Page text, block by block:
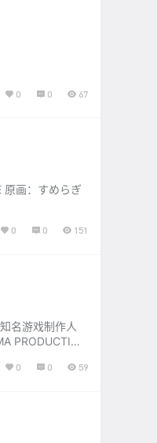
0 0 67
原画：すめらぎ
0 0 151
名游戏制作人
PRODUCTION
0 0 59